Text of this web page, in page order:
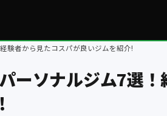
験者から見たコスパが良いジムを紹介!
ーソナルジム7選！